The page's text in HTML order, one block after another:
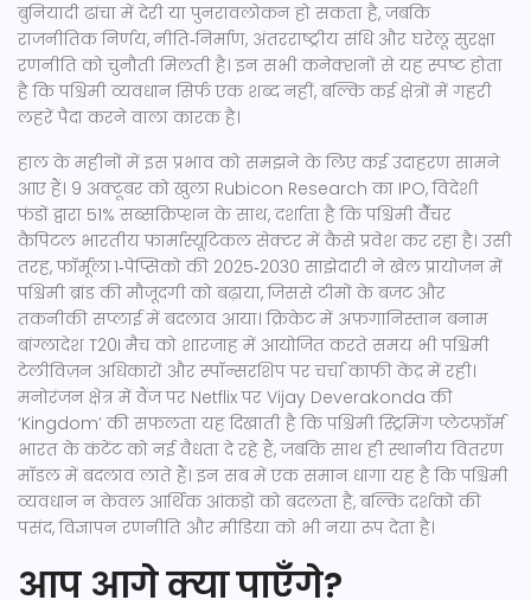
बुनियादी ढांचामें देरी या पुनरावलोकन हो सकता है, जबकि
राजनीतिक निर्णय,नीति‑निर्माण, अंतरराष्ट्रीय संधि और घरेलू सुरक्षा
रणनीतिको चुनौती मिलती है। इन सभी कनेक्शनों से यह स्पष्ट होता
है कि पश्चिमी व्यवधान सिर्फ एक शब्द नहीं, बल्कि कई क्षेत्रों में गहरी
लहरें पैदा करने वाला कारक है।
हाल के महीनों में इस प्रभाव को समझने के लिए कई उदाहरण सामने
आए हैं। 9 अक्टूबर को खुला Rubicon Research का IPO, विदेशी
फंडों द्वारा 51% सब्सक्रिप्शन के साथ, दर्शाता है कि पश्चिमी वैँचर
कैपिटल भारतीय फ़ार्मास्यूटिकल सेक्टर में कैसे प्रवेश कर रहा है। उसी
तरह, फॉर्मूला 1‑पेप्सिको की 2025‑2030 साझेदारी ने खेल प्रायोजन में
पश्चिमी ब्रांड की मौजूदगी को बढ़ाया, जिससे टीमों के बजट और
तकनीकी सप्लाई में बदलाव आया। क्रिकेट में अफ़गानिस्तान बनाम
बांग्लादेश T20I मैच को शारजाह में आयोजित करते समय भी पश्चिमी
टेलीविज़न अधिकारों और स्पॉन्सरशिप पर चर्चा काफी केंद्र में रही।
मनोरंजन क्षेत्र में वैंज पर Netflix पर Vijay Deverakonda की
‘Kingdom’ की सफलता यह दिखाती है कि पश्चिमी स्ट्रिमिंग प्लेटफ़ॉर्म
भारत के कंटेंट को नई वैधता दे रहे हैं, जबकि साथ ही स्थानीय वितरण
मॉडल में बदलाव लाते हैं। इन सब में एक समान धागा यह है कि पश्चिमी
व्यवधान न केवल आर्थिक आंकड़ों को बदलता है, बल्कि दर्शकों की
पसंद, विज्ञापन रणनीति और मीडिया को भी नया रूप देता है।
आप आगे क्या पाएँगे?